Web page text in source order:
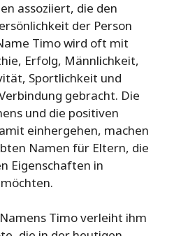
assoziiert, die den
der Person
Timo wird oft mit
Erfolg, Männlichkeit,
Sportlichkeit und
gebracht. Die
und die positiven
einhergehen, machen
Namen für Eltern, die
Eigenschaften in
Timo verleiht ihm